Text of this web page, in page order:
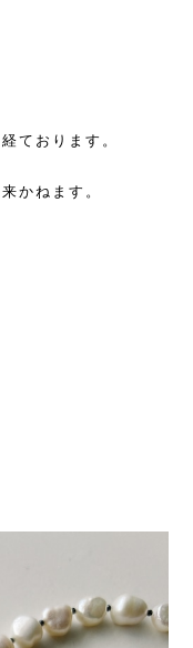
ております。
かねます。